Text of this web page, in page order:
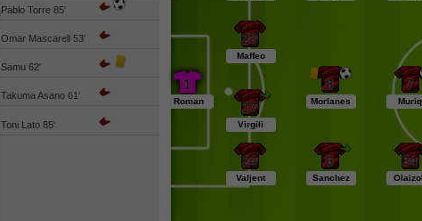
Pablo Torre 85'
Omar Mascarell 53'
Samu 62'
Takuma Asano 61'
Toni Lato 85'
23
Maffeo
1
Roman
8
Morlanes
7
17
Virgili
24
Valjent
6
Sanchez
34